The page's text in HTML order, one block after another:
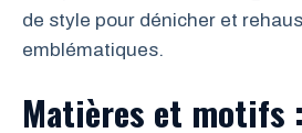
de style pour dénicher et
emblématiques.
Matières et motifs